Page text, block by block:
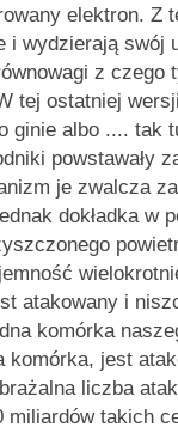
elektron. Z
i wydzierają swój
z czego
tej ostatniej
ginie albo .... tak
powstawały
je zwalcza
dokładka w
atakowany i
komórka
komórka, jest
liczba
miliardów takich